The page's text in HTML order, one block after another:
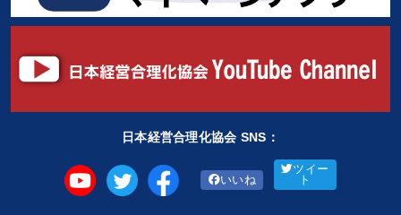
日本経営合理化協会 SNS：
いいね
ツイー
ト